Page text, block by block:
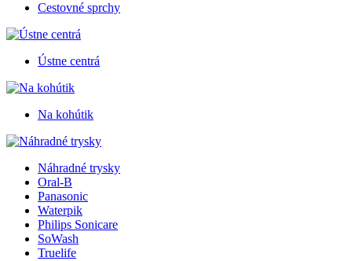
Cestovné sprchy
Ústne centrá
Na kohútik
Náhradné trysky
Oral-B
Panasonic
Waterpik
Philips Sonicare
SoWash
Truelife